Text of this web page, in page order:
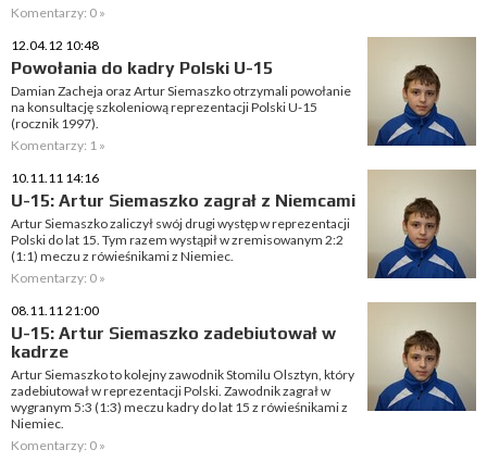
Komentarzy: 0 »
12.04.12 10:48
Powołania do kadry Polski U-15
Damian Zacheja oraz Artur Siemaszko otrzymali powołanie
na konsultację szkoleniową reprezentacji Polski U-15
(rocznik 1997).
Komentarzy: 1 »
10.11.11 14:16
U-15: Artur Siemaszko zagrał z Niemcami
Artur Siemaszko zaliczył swój drugi występ w reprezentacji
Polski do lat 15. Tym razem wystąpił w zremisowanym 2:2
(1:1) meczu z rówieśnikami z Niemiec.
Komentarzy: 0 »
08.11.11 21:00
U-15: Artur Siemaszko zadebiutował w
kadrze
Artur Siemaszko to kolejny zawodnik Stomilu Olsztyn, który
zadebiutował w reprezentacji Polski. Zawodnik zagrał w
wygranym 5:3 (1:3) meczu kadry do lat 15 z rówieśnikami z
Niemiec.
Komentarzy: 0 »